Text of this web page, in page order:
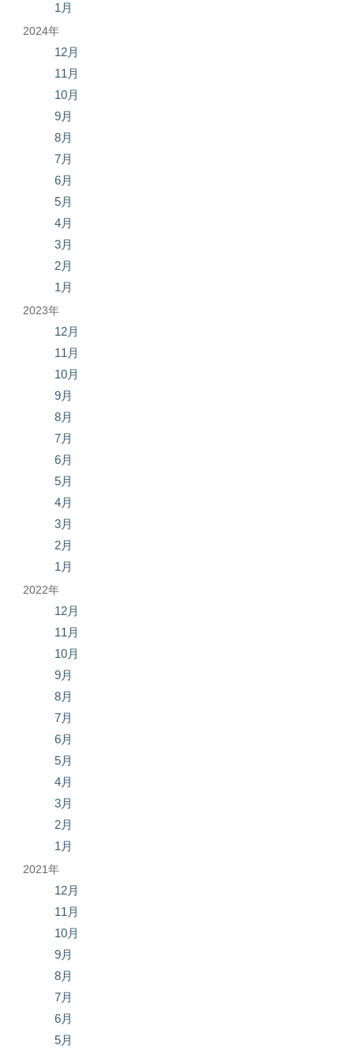
1月
2024年
12月
11月
10月
9月
8月
7月
6月
5月
4月
3月
2月
1月
2023年
12月
11月
10月
9月
8月
7月
6月
5月
4月
3月
2月
1月
2022年
12月
11月
10月
9月
8月
7月
6月
5月
4月
3月
2月
1月
2021年
12月
11月
10月
9月
8月
7月
6月
5月